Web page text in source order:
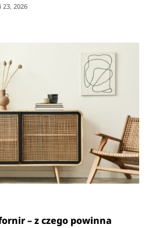
23, 2026
– z czego powinna